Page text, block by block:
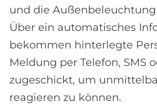
und die
Über ein automatisches
bekommen hinterlegte
Meldung per Telefon, SMS
zugeschickt, um
reagieren zu können.